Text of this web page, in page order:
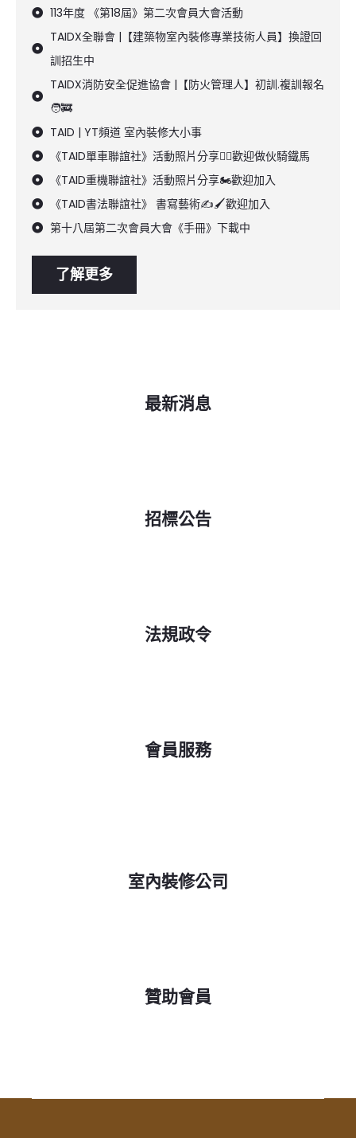
113年度 《第18屆》第二次會員大會活動
TAIDX全聯會 |【建築物室內裝修專業技術人員】換證回
訓招生中
TAIDX消防安全促進協會 |【防火管理人】初訓.複訓報名
🧑‍🚒
TAID | YT頻道 室內裝修大小事
《TAID單車聯誼社》活動照片分享🚴‍♀️歡迎做伙騎鐵馬
《TAID重機聯誼社》活動照片分享🏍️歡迎加入
《TAID書法聯誼社》 書寫藝術✍️🖌️歡迎加入
第十八屆第二次會員大會《手冊》下載中
了解更多
最新消息
招標公告
法規政令
會員服務
室內裝修公司
贊助會員